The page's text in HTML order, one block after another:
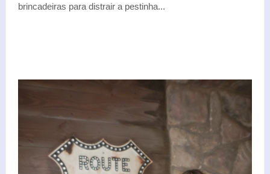
brincadeiras para distrair a pestinha...